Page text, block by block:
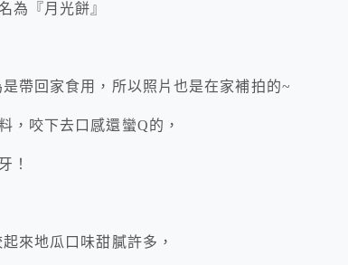
為『月光餅』
帶回家食用，所以照片也是在家補拍的~
，咬下去口感還蠻Q的，
！
來地瓜口味甜膩許多，